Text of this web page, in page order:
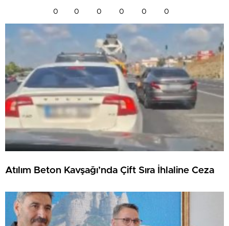
0 0 0 0 0 0
Atılım Beton Kavşağı’nda Çift Sıra İhlaline Ceza